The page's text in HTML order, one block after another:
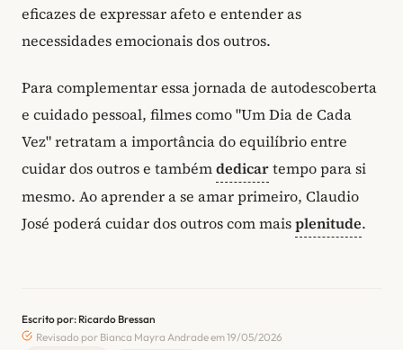
eficazes de expressar afeto e entender as
necessidades emocionais dos outros.
Para complementar essa jornada de autodescoberta
e cuidado pessoal, filmes como "Um Dia de Cada
Vez" retratam a importância do equilíbrio entre
cuidar dos outros e tambémdedicartempo para si
mesmo. Ao aprender a se amar primeiro, Claudio
José poderá cuidar dos outros com maisplenitude.
Escrito por: Ricardo Bressan
Revisado por Bianca Mayra Andrade em 19/05/2026